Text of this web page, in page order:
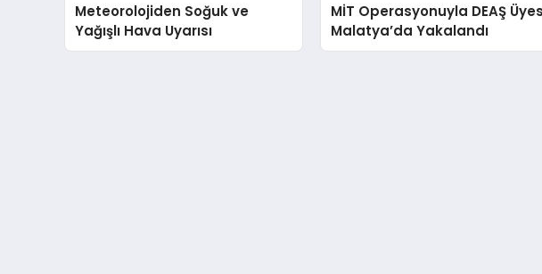
Meteorolojiden Soğuk ve
Yağışlı Hava Uyarısı
MİT Operasyonuyla DEAŞ
Malatya’da Yakalandı